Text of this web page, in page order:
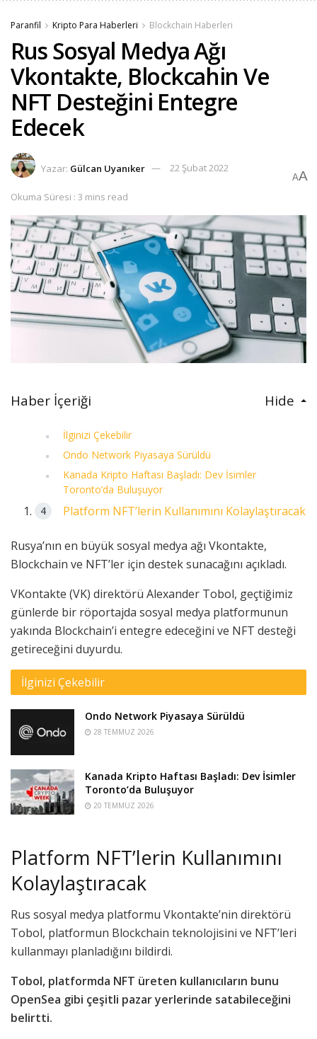
Paranfil Kripto Para Haberleri Blockchain Haberleri
Rus Sosyal Medya Ağı
Vkontakte, Blockcahin Ve
NFT Desteğini Entegre
Edecek
Yazar: Gülcan Uyanıker 22 Şubat 2022
Okuma Süresi : 3 mins read
AA
Haber İçeriği Hide
İlginizi Çekebilir
Ondo Network Piyasaya Sürüldü
Kanada Kripto Haftası Başladı: Dev İsimler
Toronto’da Buluşuyor
Platform NFT’lerin Kullanımını Kolaylaştıracak
Rusya’nın en büyük sosyal medya ağı Vkontakte,
Blockchain ve NFT’ler için destek sunacağını açıkladı.
VKontakte (VK) direktörü Alexander Tobol, geçtiğimiz
günlerde bir röportajda sosyal medya platformunun
yakında Blockchain’i entegre edeceğini ve NFT desteği
getireceğini duyurdu.
İlginizi Çekebilir
Ondo Network Piyasaya Sürüldü
28 TEMMUZ 2026
Kanada Kripto Haftası Başladı: Dev İsimler
Toronto’da Buluşuyor
20 TEMMUZ 2026
Platform NFT’lerin Kullanımını
Kolaylaştıracak
Rus sosyal medya platformu Vkontakte’nin direktörü
Tobol, platformun Blockchain teknolojisini ve NFT’leri
kullanmayı planladığını bildirdi.
Tobol, platformda NFT üreten kullanıcıların bunu
OpenSea gibi çeşitli pazar yerlerinde satabileceğini
belirtti.